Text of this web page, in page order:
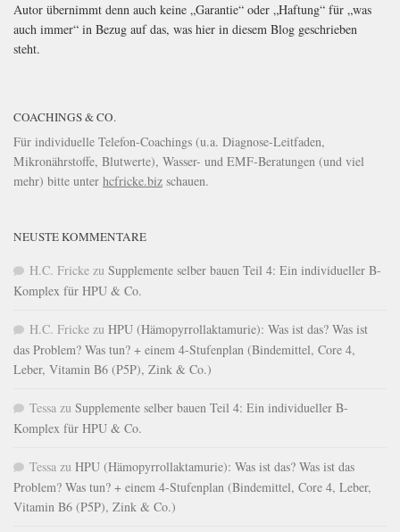
Autor übernimmt denn auch keine „Garantie“ oder „Haftung“ für „was
auch immer“ in Bezug auf das, was hier in diesem Blog geschrieben
steht.
COACHINGS & CO.
Für individuelle Telefon-Coachings (u.a. Diagnose-Leitfaden,
Mikronährstoffe, Blutwerte), Wasser- und EMF-Beratungen (und viel
mehr) bitte unter hcfricke.biz schauen.
NEUSTE KOMMENTARE
H.C. Fricke zu Supplemente selber bauen Teil 4: Ein individueller B-
Komplex für HPU & Co.
H.C. Fricke zu HPU (Hämopyrrollaktamurie): Was ist das? Was ist
das Problem? Was tun? + einem 4-Stufenplan (Bindemittel, Core 4,
Leber, Vitamin B6 (P5P), Zink & Co.)
Tessa zu Supplemente selber bauen Teil 4: Ein individueller B-
Komplex für HPU & Co.
Tessa zu HPU (Hämopyrrollaktamurie): Was ist das? Was ist das
Problem? Was tun? + einem 4-Stufenplan (Bindemittel, Core 4, Leber,
Vitamin B6 (P5P), Zink & Co.)